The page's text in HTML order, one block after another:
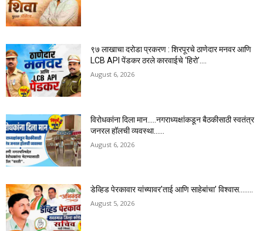
९७ लाखाचा दरोडा प्रकरण : शिरपूरचे ठाणेदार मनवर आणि
LCB API पेंडकर ठरले कारवाईचे ‘हिरो’….
August 6, 2026
विरोधकांना दिला मान…..नगराध्यक्षांकडून बैठकीसाठी स्वतंत्र
जनरल हॉलची व्यवस्था……
August 6, 2026
डेव्हिड पेरकावार यांच्यावर’ताई आणि साहेबांचा’ विश्वास……..
August 5, 2026